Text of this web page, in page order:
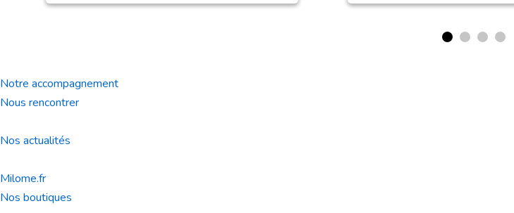
Notre accompagnement
Nous rencontrer
Nos actualités
Milome.fr
Nos boutiques